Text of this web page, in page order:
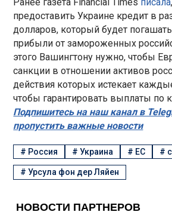
предоставить Украине кредит в
долларов, который будет
прибыли от замороженных
этого Вашингтону нужно, чтобы
санкции в отношении активов
действия которых истекает
чтобы гарантировать выплаты по
Подпишитесь на наш канал в
пропустить важные новости
# Россия #Украина # ЕС #
#Урсула фон дер Ляйен